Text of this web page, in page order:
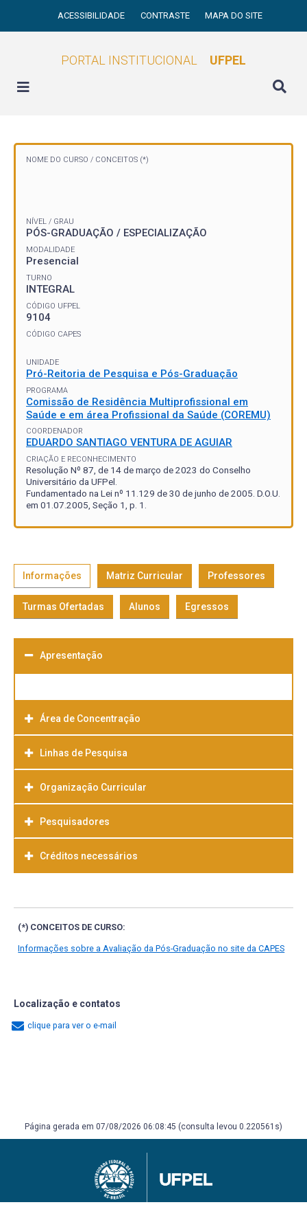
ACESSIBILIDADE CONTRASTE MAPA DO SITE
PORTAL INSTITUCIONAL UFPEL
NOME DO CURSO / CONCEITOS (*)
NÍVEL / GRAU
PÓS-GRADUAÇÃO / ESPECIALIZAÇÃO
MODALIDADE
Presencial
TURNO
INTEGRAL
CÓDIGO UFPEL
9104
CÓDIGO CAPES
UNIDADE
Pró-Reitoria de Pesquisa e Pós-Graduação
PROGRAMA
Comissão de Residência Multiprofissional em
Saúde e em área Profissional da Saúde (COREMU)
COORDENADOR
EDUARDO SANTIAGO VENTURA DE AGUIAR
CRIAÇÃO E RECONHECIMENTO
Resolução Nº 87, de 14 de março de 2023 do Conselho
Universitário da UFPel.
Fundamentado na Lei nº 11.129 de 30 de junho de 2005. D.O.U.
em 01.07.2005, Seção 1, p. 1.
Informações Matriz Curricular Professores
Turmas Ofertadas Alunos Egressos
Apresentação
Área de Concentração
Linhas de Pesquisa
Organização Curricular
Pesquisadores
Créditos necessários
(*) CONCEITOS DE CURSO:
Informações sobre a Avaliação da Pós-Graduação no site da CAPES
Localização e contatos
clique para ver o e-mail
Página gerada em 07/08/2026 06:08:45 (consulta levou 0.220561s)